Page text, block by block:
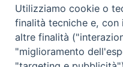
Scrivici
Utilizziamo cookie o
finalità tecniche e, con
altre finalità
"miglioramento